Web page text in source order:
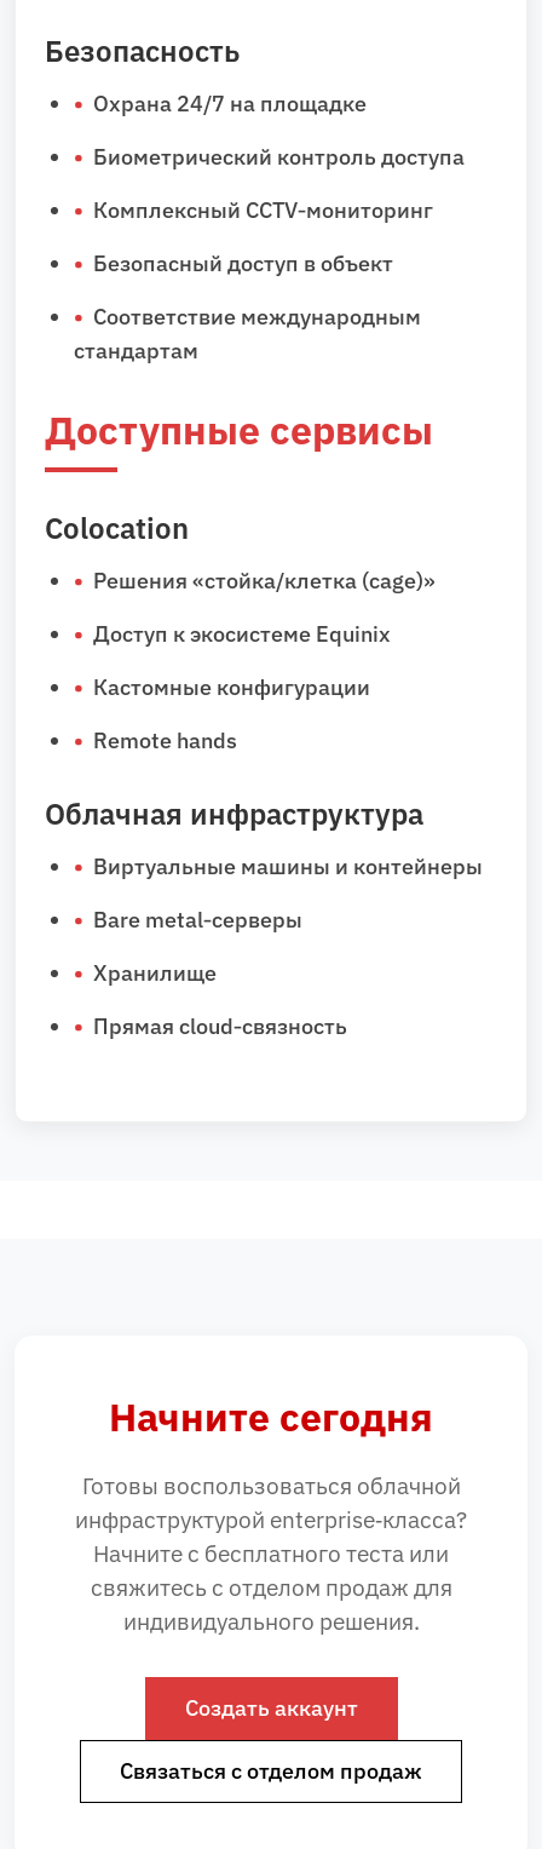
Безопасность
Охрана 24/7 на площадке
Биометрический контроль доступа
Комплексный CCTV‑мониторинг
Безопасный доступ в объект
Соответствие международным
стандартам
Доступные сервисы
Colocation
Решения «стойка/клетка (cage)»
Доступ к экосистеме Equinix
Кастомные конфигурации
Remote hands
Облачная инфраструктура
Виртуальные машины и контейнеры
Bare metal‑серверы
Хранилище
Прямая cloud‑связность
Начните сегодня
Готовы воспользоваться облачной
инфраструктурой enterprise‑класса?
Начните с бесплатного теста или
свяжитесь с отделом продаж для
индивидуального решения.
Создать аккаунт
Связаться с отделом продаж